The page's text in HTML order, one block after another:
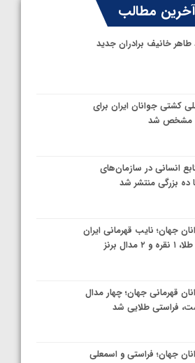
آخرین مطالب
خانیف برادران جدید
کشتی جوانان ایران برای
مشخص شد
انسانی در سازمان‌های
ده بزرگی منتشر شد
جهان؛ نایب قهرمانی ایران
قهرمانی جهان؛ چهار مدال
فراستی طلایی شد
جهان؛ فراستی و اسمعلی